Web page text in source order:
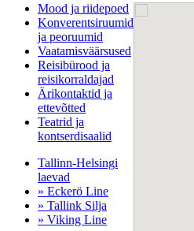
Mood ja riidepoed
Konverentsiruumid
ja peoruumid
Vaatamisväärsused
Reisibürood ja
reisikorraldajad
Ärikontaktid ja
ettevõtted
Teatrid ja
kontserdisaalid
Tallinn-Helsingi
laevad
» Eckerö Line
» Tallink Silja
» Viking Line